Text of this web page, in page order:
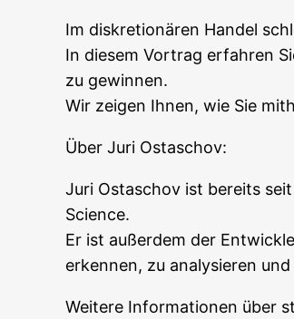
Im dis­kre­tio­nä­ren Han­del
In die­sem Vor­trag erfah­ren
zu gewinnen.
Wir zei­gen Ihnen, wie Sie
Über Juri Ostaschov:
Juri Ost­aschov ist bereits
Science.
Er ist außer­dem der
erken­nen, zu ana­ly­sie­ren
Wei­te­re Infor­ma­tio­nen über